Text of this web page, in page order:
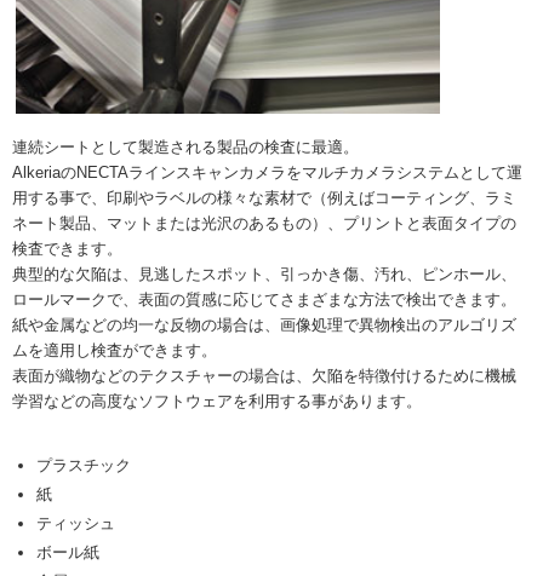
連続シートとして製造される製品の検査に最適。
AlkeriaのNECTAラインスキャンカメラをマルチカメラシステムとして運
用する事で、印刷やラベルの様々な素材で（例えばコーティング、ラミ
ネート製品、マットまたは光沢のあるもの）、プリントと表面タイプの
検査できます。
典型的な欠陥は、見逃したスポット、引っかき傷、汚れ、ピンホール、
ロールマークで、表面の質感に応じてさまざまな方法で検出できます。
紙や金属などの均一な反物の場合は、画像処理で異物検出のアルゴリズ
ムを適用し検査ができます。
表面が織物などのテクスチャーの場合は、欠陥を特徴付けるために機械
学習などの高度なソフトウェアを利用する事があります。
プラスチック
紙
ティッシュ
ボール紙